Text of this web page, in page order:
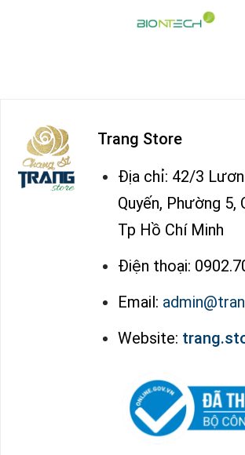
Trang Store
Địa chỉ: 42/3
Quyến, Phường 5,
Tp Hồ Chí Minh
Điện thoại:
Email:
Website: